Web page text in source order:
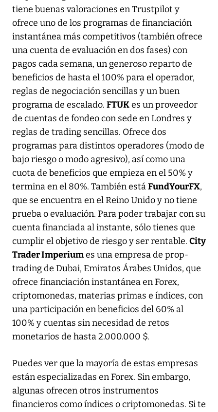
tiene buenas valoraciones en Trustpilot y
ofrece uno de los programas de financiación
instantánea más competitivos (también ofrece
una cuenta de evaluación en dos fases) con
pagos cada semana, un generoso reparto de
beneficios de hasta el 100% para el operador,
reglas de negociación sencillas y un buen
programa de escalado. FTUKes un proveedor
de cuentas de fondeo con sede en Londres y
reglas de trading sencillas. Ofrece dos
programas para distintos operadores (modo de
bajo riesgo o modo agresivo), así como una
cuota de beneficios que empieza en el 50% y
termina en el 80%. También estáFundYourFX,
que se encuentra en el Reino Unido y no tiene
prueba o evaluación. Para poder trabajar con su
cuenta financiada al instante, sólo tienes que
cumplir el objetivo de riesgo y ser rentable. City
Trader Imperiumes una empresa de prop-
trading de Dubai, Emiratos Árabes Unidos, que
ofrece financiación instantánea en Forex,
criptomonedas, materias primas e índices, con
una participación en beneficios del 60% al
100% y cuentas sin necesidad de retos
monetarios de hasta 2.000.000 $.
Puedes ver que la mayoría de estas empresas
están especializadas en Forex. Sin embargo,
algunas ofrecen otros instrumentos
financieros como índices o criptomonedas. Si te